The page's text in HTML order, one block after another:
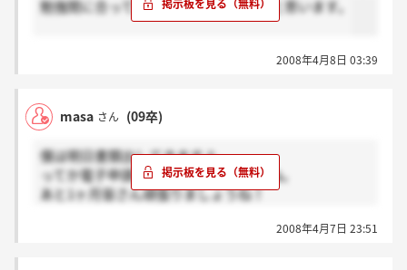
勉強間に合っていませんが頑張りたいと思います。
2008年4月8日 03:39
masa さん (09卒)
僕は明日書類出してきますよ。
ってか電子申請ってのもあったんですね。
あと1ヶ月皆さん頑張りましょうね！
2008年4月7日 23:51